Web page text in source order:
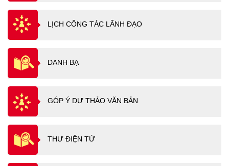
LỊCH CÔNG TÁC LÃNH ĐẠO
DANH BẠ
GÓP Ý DỰ THẢO VĂN BẢN
THƯ ĐIỆN TỬ